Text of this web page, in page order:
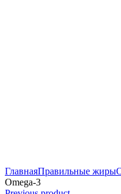
ГлавнаяПравильные жиры
Omega-3